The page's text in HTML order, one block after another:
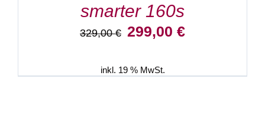
smarter 160s
329,00€ Ursprünglicher
329,00 €
299,00 €Aktueller
inkl. 19 % MwSt.